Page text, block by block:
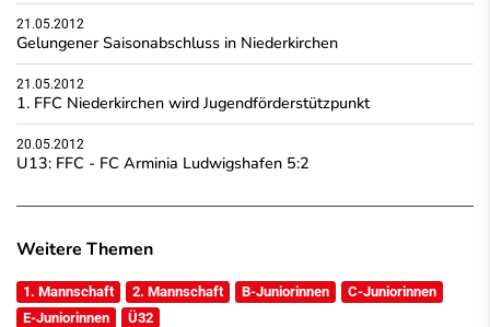
21.05.2012
Gelungener Saisonabschluss in Niederkirchen
21.05.2012
1. FFC Niederkirchen wird Jugendförderstützpunkt
20.05.2012
U13: FFC - FC Arminia Ludwigshafen 5:2
Weitere Themen
1. Mannschaft 2. Mannschaft B-Juniorinnen
C-Juniorinnen
E-Juniorinnen
Ü32